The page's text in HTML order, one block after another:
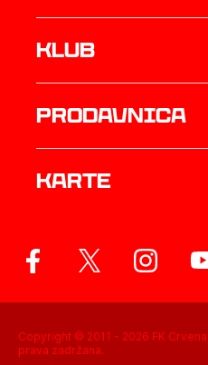
Klub
prodavnica
Karte
Copyright © 2011 - 2026 FK
prava zadržana.